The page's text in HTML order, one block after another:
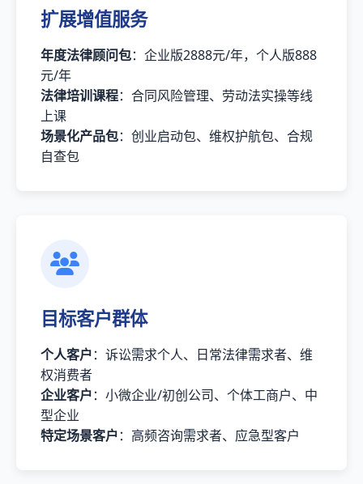
扩展增值服务
年度法律顾问包：企业版2888元/年，个人版888
元/年
法律培训课程：合同风险管理、劳动法实操等线
上课
场景化产品包：创业启动包、维权护航包、合规
自查包
目标客户群体
个人客户：诉讼需求个人、日常法律需求者、维
权消费者
企业客户：小微企业/初创公司、个体工商户、中
型企业
特定场景客户：高频咨询需求者、应急型客户